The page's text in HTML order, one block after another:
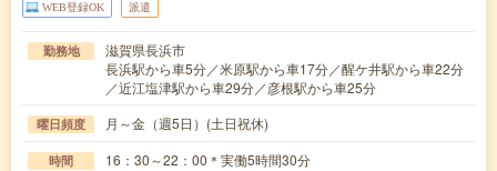
WEB登録OK 派遣
勤務地
滋賀県長浜市
長浜駅から車5分／米原駅から車17分／醒ケ井駅から車22分
／近江塩津駅から車29分／彦根駅から車25分
曜日頻度 月～金（週5日）(土日祝休)
時間 16：30～22：00＊実働5時間30分